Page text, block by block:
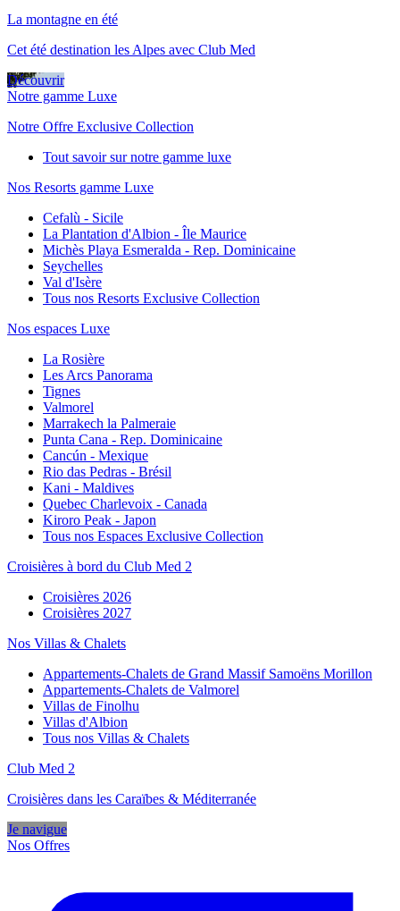
La montagne en été
Cet été destination les Alpes avec Club Med
Découvrir
Notre gamme Luxe
Notre Offre Exclusive Collection
Tout savoir sur notre gamme luxe
Nos Resorts gamme Luxe
Cefalù - Sicile
La Plantation d'Albion - Île Maurice
Michès Playa Esmeralda - Rep. Dominicaine
Seychelles
Val d'Isère
Tous nos Resorts Exclusive Collection
Nos espaces Luxe
La Rosière
Les Arcs Panorama
Tignes
Valmorel
Marrakech la Palmeraie
Punta Cana - Rep. Dominicaine
Cancún - Mexique
Rio das Pedras - Brésil
Kani - Maldives
Quebec Charlevoix - Canada
Kiroro Peak - Japon
Tous nos Espaces Exclusive Collection
Croisières à bord du Club Med 2
Croisières 2026
Croisières 2027
Nos Villas & Chalets
Appartements-Chalets de Grand Massif Samoëns Morillon
Appartements-Chalets de Valmorel
Villas de Finolhu
Villas d'Albion
Tous nos Villas & Chalets
Club Med 2
Croisières dans les Caraïbes & Méditerranée
Je navigue
Nos Offres